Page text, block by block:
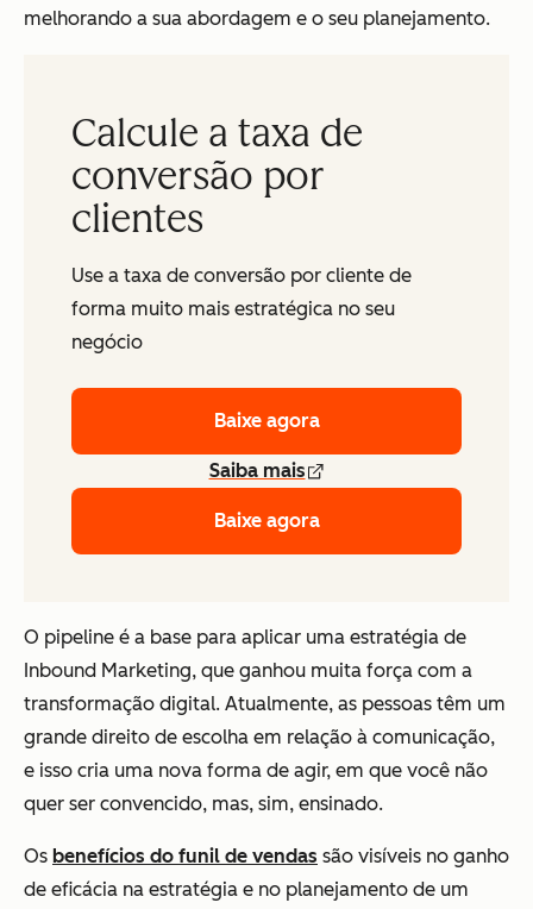
melhorando a sua abordagem e o seu planejamento.
Calcule a taxa de
conversão por
clientes
Use a taxa de conversão por cliente de
forma muito mais estratégica no seu
negócio
Baixe agora
Saiba mais
Baixe agora
O pipeline é a base para aplicar uma estratégia de
Inbound Marketing, que ganhou muita força com a
transformação digital. Atualmente, as pessoas têm um
grande direito de escolha em relação à comunicação,
e isso cria uma nova forma de agir, em que você não
quer ser convencido, mas, sim, ensinado.
Os benefícios do funil de vendas são visíveis no ganho
de eficácia na estratégia e no planejamento de um